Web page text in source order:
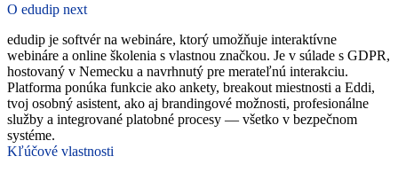
O edudip next
edudip je softvér na webináre, ktorý umožňuje interaktívne
webináre a online školenia s vlastnou značkou. Je v súlade s GDPR,
hostovaný v Nemecku a navrhnutý pre merateľnú interakciu.
Platforma ponúka funkcie ako ankety, breakout miestnosti a Eddi,
tvoj osobný asistent, ako aj brandingové možnosti, profesionálne
služby a integrované platobné procesy — všetko v bezpečnom
systéme.
Kľúčové vlastnosti